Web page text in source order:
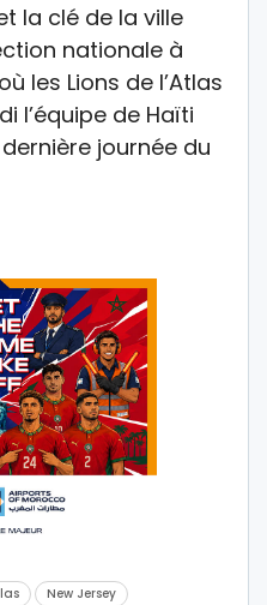
la clé de la ville
nationale à
les Lions de l’Atlas
l’équipe de Haïti
journée du
New Jersey